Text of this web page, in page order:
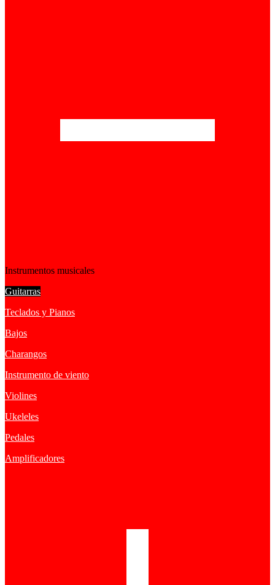
Instrumentos musicales
Guitarras
Teclados y Pianos
Bajos
Charangos
Instrumento de viento
Violines
Ukeleles
Pedales
Amplificadores